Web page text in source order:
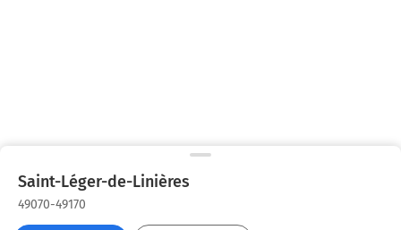
Saint-Léger-de-Linières
49070-49170